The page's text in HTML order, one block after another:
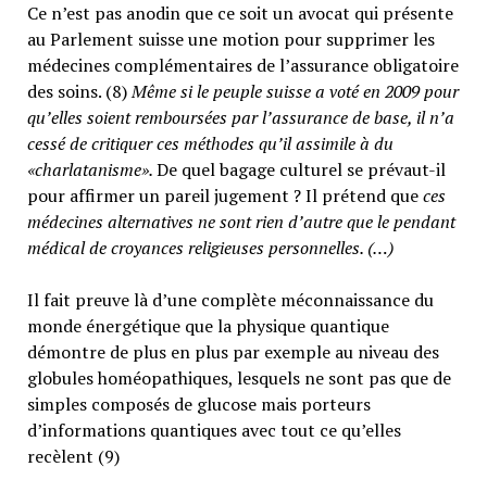
Ce n’est pas anodin que ce soit un avocat qui présente
au Parlement suisse une motion pour supprimer les
médecines complémentaires de l’assurance obligatoire
des soins. (8)Même si le peuple suisse a voté en 2009 pour
qu’elles soient remboursées par l’assurance de base, il n’a
cessé de critiquer ces méthodes qu’il assimile à du
«charlatanisme».De quel bagage culturel se prévaut-il
pour affirmer un pareil jugement ? Il prétend queces
médecines alternatives ne sont rien d’autre que le pendant
médical de croyances religieuses personnelles. (…)
Il fait preuve là d’une complète méconnaissance du
monde énergétique que la physique quantique
démontre de plus en plus par exemple au niveau des
globules homéopathiques, lesquels ne sont pas que de
simples composés de glucose mais porteurs
d’informations quantiques avec tout ce qu’elles
recèlent (9)